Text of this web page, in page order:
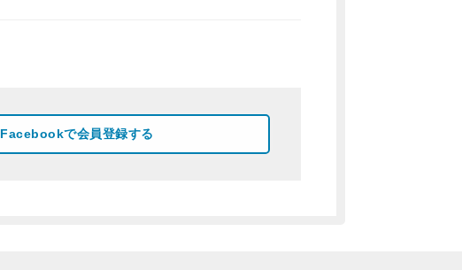
Facebookで会員登録する